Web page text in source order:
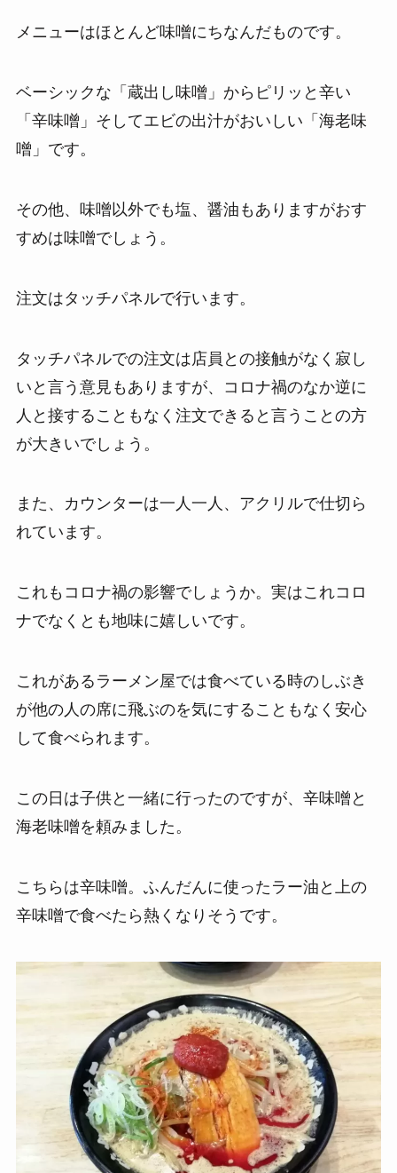
メニューはほとんど味噌にちなんだものです。
ベーシックな「蔵出し味噌」からピリッと辛い
「辛味噌」そしてエビの出汁がおいしい「海老味
噌」です。
その他、味噌以外でも塩、醤油もありますがおす
すめは味噌でしょう。
注文はタッチパネルで行います。
タッチパネルでの注文は店員との接触がなく寂し
いと言う意見もありますが、コロナ禍のなか逆に
人と接することもなく注文できると言うことの方
が大きいでしょう。
また、カウンターは一人一人、アクリルで仕切ら
れています。
これもコロナ禍の影響でしょうか。実はこれコロ
ナでなくとも地味に嬉しいです。
これがあるラーメン屋では食べている時のしぶき
が他の人の席に飛ぶのを気にすることもなく安心
して食べられます。
この日は子供と一緒に行ったのですが、辛味噌と
海老味噌を頼みました。
こちらは辛味噌。ふんだんに使ったラー油と上の
辛味噌で食べたら熱くなりそうです。